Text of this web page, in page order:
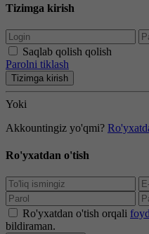
Tizimga kirish
Saqlab qolish qolish
Parolni tiklash
Tizimga kirish
Yoki
Akkountingiz yo'qmi?
Ro'yxatdan o'tish
Ro'yxatdan o'tish orqali
bildiraman.